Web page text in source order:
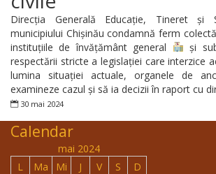
Direcția Generală Educație, Tineret și
municipiului Chișinău condamnă ferm
instituțiile de învățământ general
și
respectării stricte a legislației care interzice
lumina situației actuale, organele de
examineze cazul și să ia decizii în raport cu
30 mai 2024
Calendar
mai 2024
L
Ma Mi J V S
D